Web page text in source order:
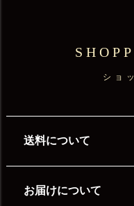
ショ
送料について
お届けについて